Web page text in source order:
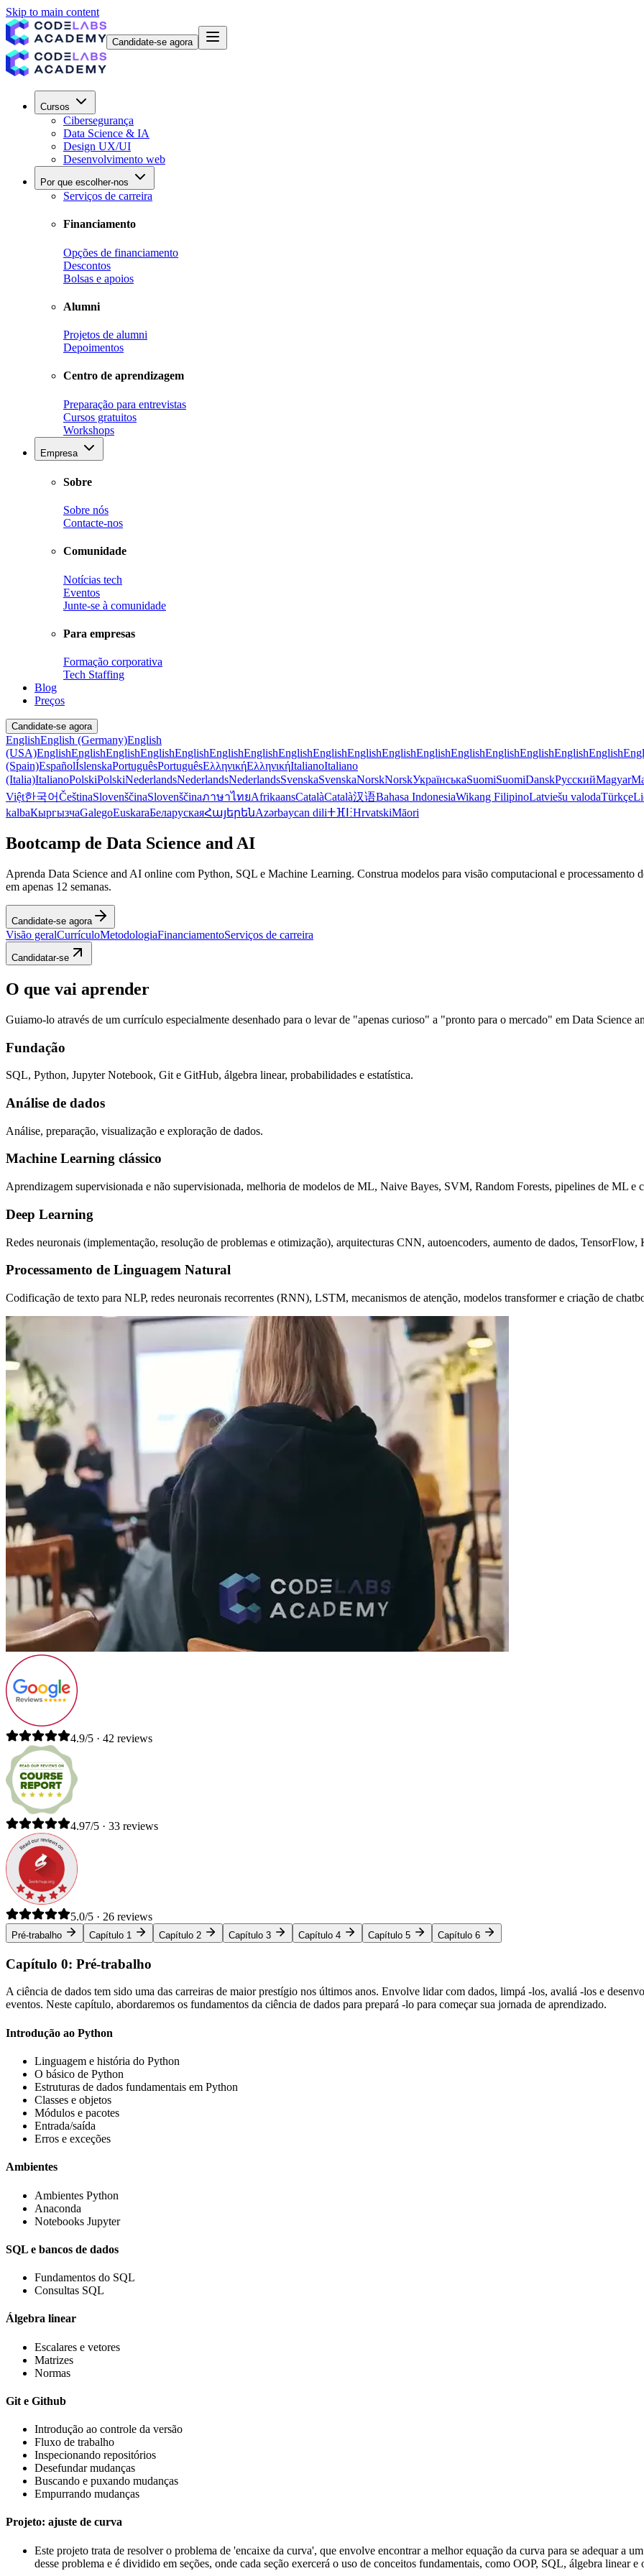
Skip to main content
Candidate-se agora
Cursos
Cibersegurança
Data Science & IA
Design UX/UI
Desenvolvimento web
Por que escolher-nos
Serviços de carreira
Financiamento
Opções de financiamento
Descontos
Bolsas e apoios
Alumni
Projetos de alumni
Depoimentos
Centro de aprendizagem
Preparação para entrevistas
Cursos gratuitos
Workshops
Empresa
Sobre
Sobre nós
Contacte-nos
Comunidade
Notícias tech
Eventos
Junte-se à comunidade
Para empresas
Formação corporativa
Tech Staffing
Blog
Preços
Candidate-se agora
EnglishEnglish (Germany)English
(USA)EnglishEnglishEnglishEnglishEnglishEnglishEnglishEnglishEnglishEnglishEnglishEnglishEnglishEnglishEnglishEnglishEnglish
(Spain)EspañolÍslenskaPortuguêsPortuguêsΕλληνικήΕλληνικήItalianoItaliano
(Italia)ItalianoPolskiPolskiNederlandsNederlandsNederlandsSvenskaSvenskaNorskNorskУкраїнськаSuomiSuomiDanskРусскийMagyar
Việt한국어ČeštinaSlovenščinaSlovenščinaภาษาไทยAfrikaansCatalàCatalà汉语Bahasa IndonesiaWikang FilipinoLatviešu valodaTürkçe
kalbaКыргызчаGalegoEuskaraБеларускаяՀայերենAzərbaycan diliⵜⴼⵏⵗHrvatskiMāori
Bootcamp de Data Science and AI
Aprenda Data Science and AI online com Python, SQL e Machine Learning. Construa modelos para visão computacional e processamento
em apenas 12 semanas.
Candidate-se agora
Visão geralCurrículoMetodologiaFinanciamentoServiços de carreira
Candidatar-se
O que vai aprender
Guiamo-lo através de um currículo especialmente desenhado para o levar de "apenas curioso" a "pronto para o mercado" em Data Science
Fundação
SQL, Python, Jupyter Notebook, Git e GitHub, álgebra linear, probabilidades e estatística.
Análise de dados
Análise, preparação, visualização e exploração de dados.
Machine Learning clássico
Aprendizagem supervisionada e não supervisionada, melhoria de modelos de ML, Naive Bayes, SVM, Random Forests, pipelines de ML e
Deep Learning
Redes neuronais (implementação, resolução de problemas e otimização), arquitecturas CNN, autoencoders, aumento de dados, TensorFlow,
Processamento de Linguagem Natural
Codificação de texto para NLP, redes neuronais recorrentes (RNN), LSTM, mecanismos de atenção, modelos transformer e criação de
4.9/5 · 42 reviews
4.97/5 · 33 reviews
5.0/5 · 26 reviews
Pré-trabalho Capítulo 1 Capítulo 2 Capítulo 3 Capítulo 4 Capítulo 5 Capítulo 6
Capítulo 0: Pré-trabalho
A ciência de dados tem sido uma das carreiras de maior prestígio nos últimos anos. Envolve lidar com dados, limpá -los, avaliá -los e
eventos. Neste capítulo, abordaremos os fundamentos da ciência de dados para prepará -lo para começar sua jornada de aprendizado.
Introdução ao Python
Linguagem e história do Python
O básico de Python
Estruturas de dados fundamentais em Python
Classes e objetos
Módulos e pacotes
Entrada/saída
Erros e exceções
Ambientes
Ambientes Python
Anaconda
Notebooks Jupyter
SQL e bancos de dados
Fundamentos do SQL
Consultas SQL
Álgebra linear
Escalares e vetores
Matrizes
Normas
Git e Github
Introdução ao controle da versão
Fluxo de trabalho
Inspecionando repositórios
Desefundar mudanças
Buscando e puxando mudanças
Empurrando mudanças
Projeto: ajuste de curva
Este projeto trata de resolver o problema de 'encaixe da curva', que envolve encontrar a melhor equação da curva para se adequar a
desse problema e é dividido em seções, onde cada seção exercerá o uso de conceitos fundamentais, como OOP, SQL, álgebra linear